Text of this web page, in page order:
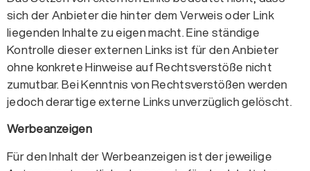
sich der Anbieter die hinter dem Verweis oder Link
liegenden Inhalte zu eigen macht. Eine ständige
Kontrolle dieser externen Links ist für den Anbieter
ohne konkrete Hinweise auf Rechtsverstöße nicht
zumutbar. Bei Kenntnis von Rechtsverstößen werden
jedoch derartige externe Links unverzüglich gelöscht.
Werbeanzeigen
Für den Inhalt der Werbeanzeigen ist der jeweilige